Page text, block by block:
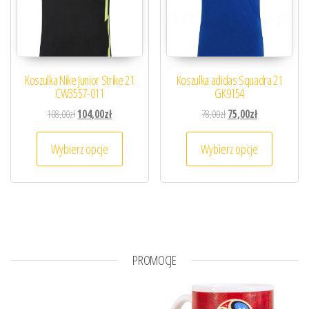
Koszulka Nike Junior Strike 21
CW3557-011
108,00złPierwotna cena wynosiła: 108,00zł.
104,00złAktualna cena wynosi: 104,00zł.
Wybierz opcje
Ten produkt ma wiele wariantów. Opcje
Koszulka adidas Squadra 21
GK9154
78,00złPierwotna cena
75,00złAktualna cena
Wybierz opcje
Ten
PROMOCJE